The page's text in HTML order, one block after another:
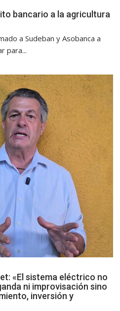
bancario a la agricultura
a Sudeban y Asobanca a
para...
«El sistema eléctrico no
ni improvisación sino
inversión y